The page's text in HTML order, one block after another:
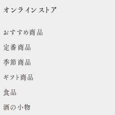
オンラインストア
おすすめ商品
定番商品
季節商品
ギフト商品
食品
酒の小物